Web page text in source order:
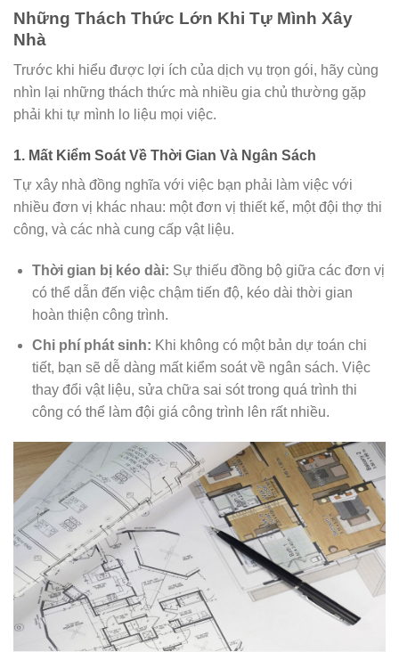
Những Thách Thức Lớn Khi Tự Mình Xây
Nhà
Trước khi hiểu được lợi ích của dịch vụ trọn gói, hãy cùng
nhìn lại những thách thức mà nhiều gia chủ thường gặp
phải khi tự mình lo liệu mọi việc.
1. Mất Kiểm Soát Về Thời Gian Và Ngân Sách
Tự xây nhà đồng nghĩa với việc bạn phải làm việc với
nhiều đơn vị khác nhau: một đơn vị thiết kế, một đội thợ thi
công, và các nhà cung cấp vật liệu.
Thời gian bị kéo dài: Sự thiếu đồng bộ giữa các đơn vị
có thể dẫn đến việc chậm tiến độ, kéo dài thời gian
hoàn thiện công trình.
Chi phí phát sinh: Khi không có một bản dự toán chi
tiết, bạn sẽ dễ dàng mất kiểm soát về ngân sách. Việc
thay đổi vật liệu, sửa chữa sai sót trong quá trình thi
công có thể làm đội giá công trình lên rất nhiều.